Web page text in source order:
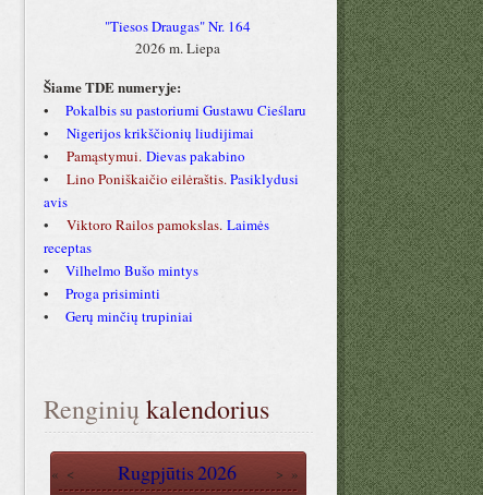
"Tiesos Draugas" Nr. 164
2026 m. Liepa
Šiame TDE numeryje:
•Pokalbis su pastoriumi Gustawu Cieślaru
•Nigerijos krikščionių liudijimai
•Pamąstymui. Dievas pakabino
•Lino Poniškaičio eilėraštis.Pasiklydusi
avis
• Viktoro Railos pamokslas. Laimės
receptas
• Vilhelmo Bušo mintys
•Proga prisiminti
•Gerų minčių trupiniai
Renginių kalendorius
« < Rugpjūtis2026 > »